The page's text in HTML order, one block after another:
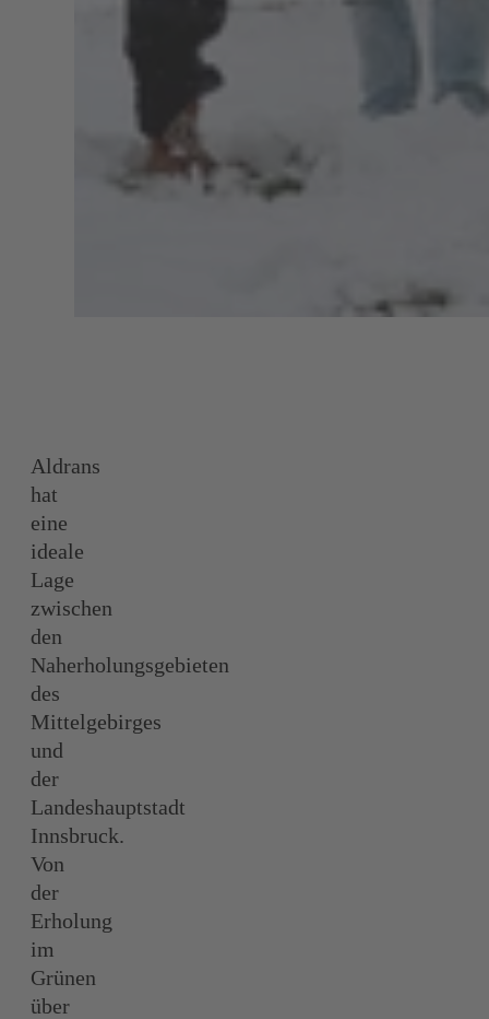
Aldrans
hat
eine
ideale
Lage
zwischen
den
Naherholungsgebieten
des
Mittelgebirges
und
der
Landeshauptstadt
Innsbruck.
Von
der
Erholung
im
Grünen
über